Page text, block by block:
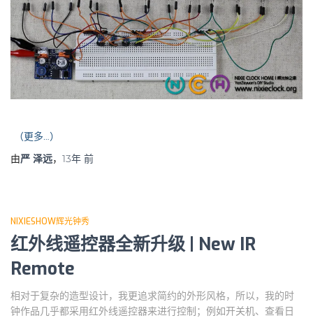
（更多…）
由严 泽远， 13年 前
NIXIESHOW辉光钟秀
红外线遥控器全新升级 | New IR
Remote
相对于复杂的造型设计，我更追求简约的外形风格，所以，我的时
钟作品几乎都采用红外线遥控器来进行控制；例如开关机、查看日